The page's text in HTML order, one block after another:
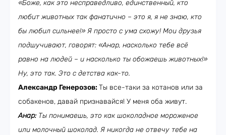
«Боже, как это несправедливо, единственный, кто
любит животных так фанатично – это я, я не знаю, кто
бы любил сильнее!» Я просто с ума схожу! Мои друзья
подшучивают, говорят: «Анар, насколько тебе всё
равно на людей – и насколько ты обожаешь животных!»
Ну, это так. Это с детства как-то.
Александр Генерозов:Ты все-таки за котанов или за
собакенов, давай признавайся! У меня оба живут.
Анар: Ты понимаешь, это как шоколадное мороженое
или молочный шоколад. Я никогда не отвечу тебе на